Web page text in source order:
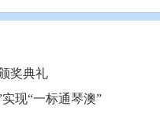
奖典礼
现“一标通琴澳”